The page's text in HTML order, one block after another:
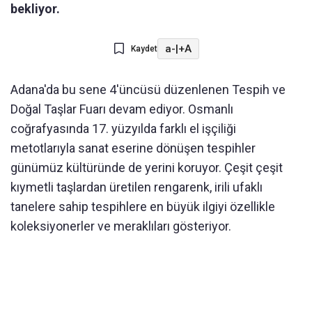
bekliyor.
Kaydet a-|+A
Adana'da bu sene 4'üncüsü düzenlenen Tespih ve
Doğal Taşlar Fuarı devam ediyor. Osmanlı
coğrafyasında 17. yüzyılda farklı el işçiliği
metotlarıyla sanat eserine dönüşen tespihler
günümüz kültüründe de yerini koruyor. Çeşit çeşit
kıymetli taşlardan üretilen rengarenk, irili ufaklı
tanelere sahip tespihlere en büyük ilgiyi özellikle
koleksiyonerler ve meraklıları gösteriyor.